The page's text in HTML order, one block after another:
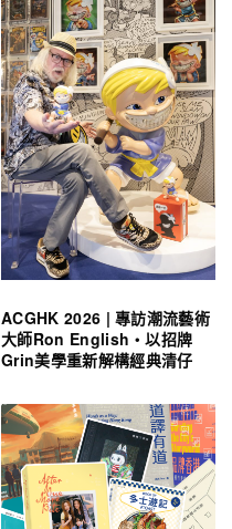
ACGHK 2026 | 專訪潮流藝術
大師Ron English・以招牌
Grin美學重新解構經典清仔